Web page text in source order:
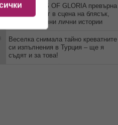
MISS TRANS OF GLORIA превърна
Слънчев бряг в сцена на блясък,
емоции и силни лични истории
Веселка снимала тайно креватните
си изпълнения в Турция – ще я
съдят и за това!